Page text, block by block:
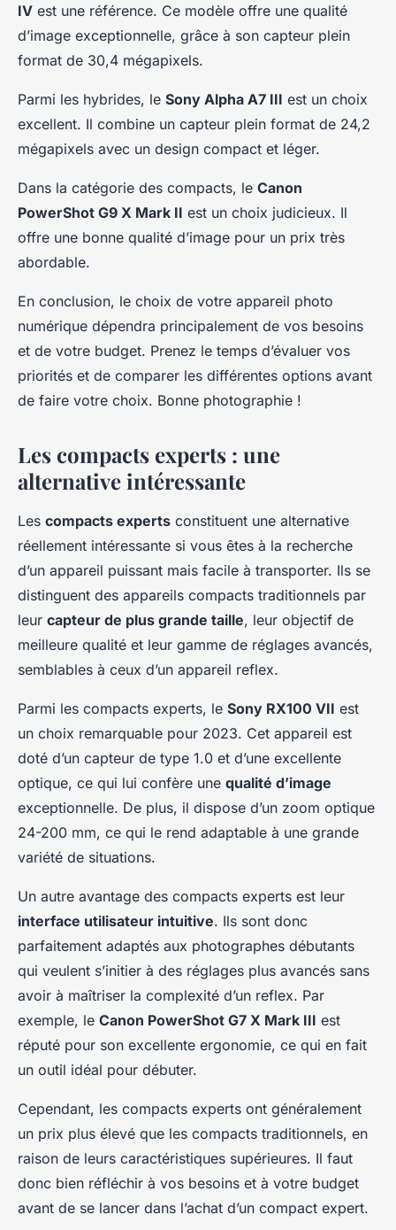
IV est une référence. Ce modèle offre une qualité
d’image exceptionnelle, grâce à son capteur plein
format de 30,4 mégapixels.
Parmi les hybrides, le Sony Alpha A7 III est un choix
excellent. Il combine un capteur plein format de 24,2
mégapixels avec un design compact et léger.
Dans la catégorie des compacts, le Canon
PowerShot G9 X Mark II est un choix judicieux. Il
offre une bonne qualité d’image pour un prix très
abordable.
En conclusion, le choix de votre appareil photo
numérique dépendra principalement de vos besoins
et de votre budget. Prenez le temps d’évaluer vos
priorités et de comparer les différentes options avant
de faire votre choix. Bonne photographie !
Les compacts experts : une
alternative intéressante
Les compacts experts constituent une alternative
réellement intéressante si vous êtes à la recherche
d’un appareil puissant mais facile à transporter. Ils se
distinguent des appareils compacts traditionnels par
leur capteur de plus grande taille, leur objectif de
meilleure qualité et leur gamme de réglages avancés,
semblables à ceux d’un appareil reflex.
Parmi les compacts experts, le Sony RX100 VII est
un choix remarquable pour 2023. Cet appareil est
doté d’un capteur de type 1.0 et d’une excellente
optique, ce qui lui confère une qualité d’image
exceptionnelle. De plus, il dispose d’un zoom optique
24-200 mm, ce qui le rend adaptable à une grande
variété de situations.
Un autre avantage des compacts experts est leur
interface utilisateur intuitive. Ils sont donc
parfaitement adaptés aux photographes débutants
qui veulent s’initier à des réglages plus avancés sans
avoir à maîtriser la complexité d’un reflex. Par
exemple, le Canon PowerShot G7 X Mark III est
réputé pour son excellente ergonomie, ce qui en fait
un outil idéal pour débuter.
Cependant, les compacts experts ont généralement
un prix plus élevé que les compacts traditionnels, en
raison de leurs caractéristiques supérieures. Il faut
donc bien réfléchir à vos besoins et à votre budget
avant de se lancer dans l’achat d’un compact expert.